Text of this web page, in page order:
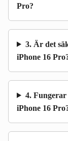
Pro?
3. Är det
iPhone 16
4.
iPhone 16